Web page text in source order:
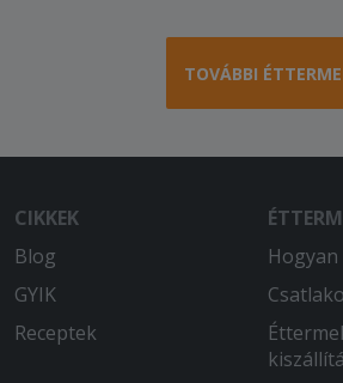
képest meg ba kellett
futár pénzt váltson,mert
elfogyott a váltópénze. az
pozitívum a rendelésben,
Finom étel,gyors,udvarias
A MacCheese nem volt a
Nagyon sós volt és
rajta a sajt ( pedig 3x
TOVÁBBI
CIKKEK
Blog
GYIK
Receptek